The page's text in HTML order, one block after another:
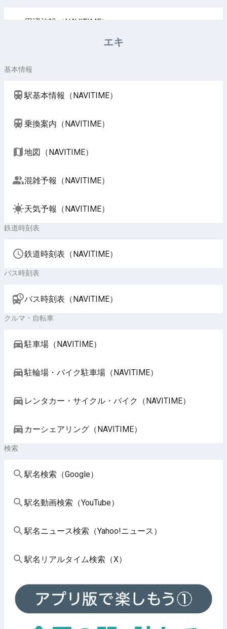
周辺施設（NAVITIME）
エキ
基本情報
駅基本情報（NAVITIME）
乗換案内（NAVITIME）
地図（NAVITIME）
混雑予報（NAVITIME）
天気予報（NAVITIME）
鉄道時刻表
鉄道時刻表（NAVITIME）
バス時刻表
バス時刻表（NAVITIME）
クルマ・自転車
駐車場（NAVITIME）
駐輪場・バイク駐車場（NAVITIME）
レンタカー・サイクル・バイク（NAVITIME）
カーシェアリング（NAVITIME）
検索
駅名検索（Google）
駅名動画検索（YouTube）
駅名ニュース検索（Yahoo!ニュース）
駅名リアルタイム検索（X）